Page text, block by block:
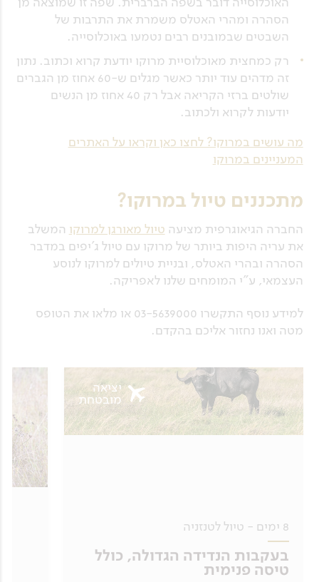
הסהרה ומהרי האטלס משמרת את התרבות של
השבטים שבמובנים רבים נטמעו באוכלוסייה.
רק כמחצית מאוכלוסיית מרוקו יודעת קרוא וכתוב. נתון
זה מדהים עוד יותר כאשר מגלים ש-60 אחוז מן הגברים
שולטים ברזי הקריאה אבל רק 40 אחוז מן הנשים
יודעות לקרוא ולכתוב.
מה עושים במרוקו? לחצו כאן וקראו על האתרים
המעניינים במרוקו
מתכננים טיול במרוקו?
החברה הגיאוגרפית מציעה טיול מאורגן למרוקו המשלב
את עריה היפות ביותר של מרוקו עם טיול ג'יפים במדבר
הסהרה ובהרי האטלס, ובניית טיולים למרוקו לנוסע
העצמאי, ע"י המומחים שלנו לאפריקה.
למידע נוסף התקשרו 03-5639000 או מלאו את הטופס
מטה ואנו נחזור אליכם בהקדם.
8 ימים - טיול לטנזניה
בעקבות הנדידה הגדולה, כולל
טיסה פנימית
יציאה
מובטחת